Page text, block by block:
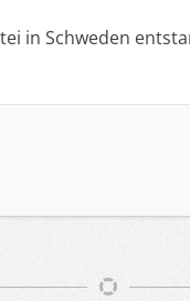
in Schweden